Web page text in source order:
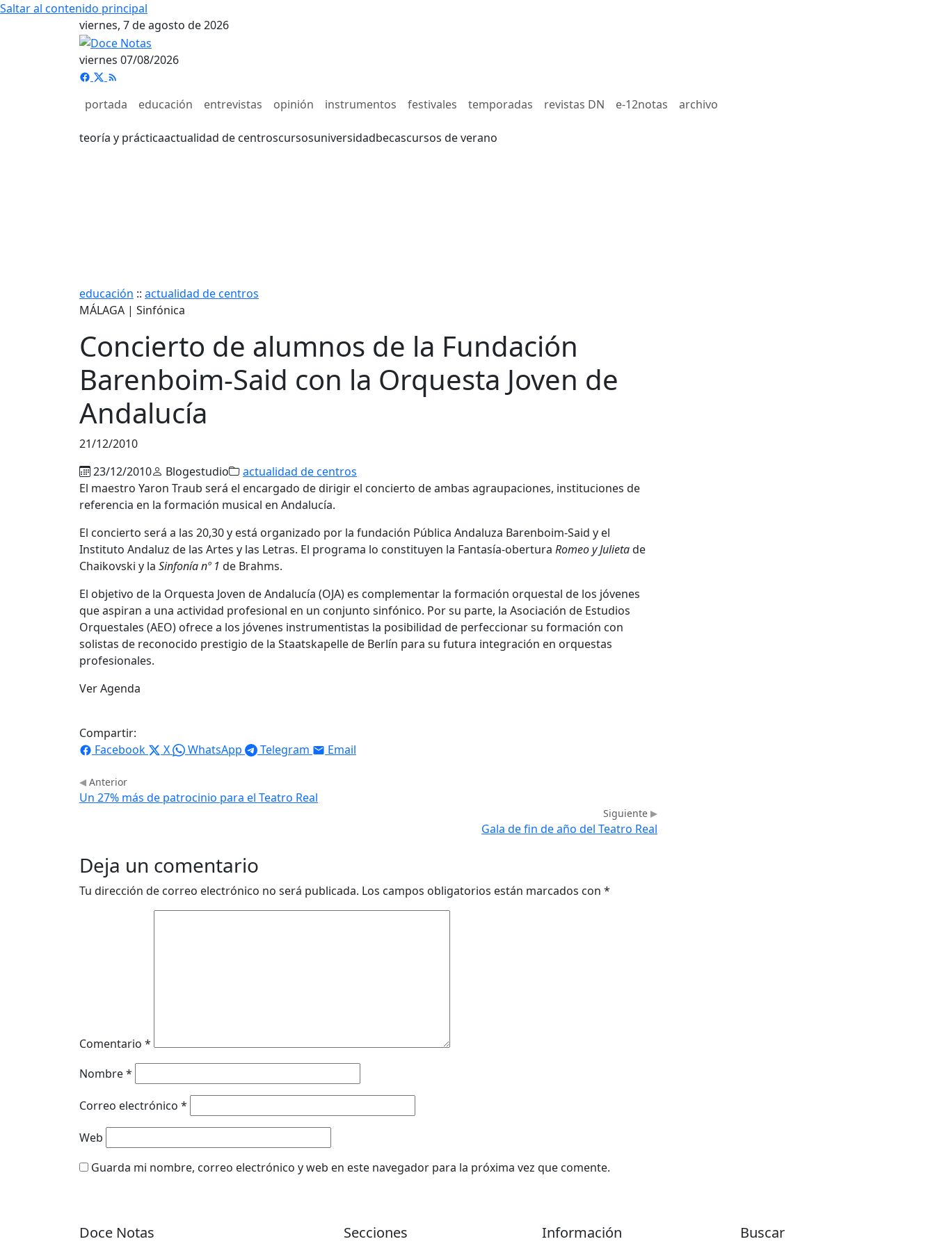
Saltar al contenido principal
viernes, 7 de agosto de 2026
viernes 07/08/2026
portada educación entrevistas opinión instrumentos festivales temporadas revistas DN e-12notas archivo
teoría y prácticaactualidad de centroscursosuniversidadbecascursos de verano
educación :: actualidad de centros
MÁLAGA | Sinfónica
Concierto de alumnos de la Fundación
Barenboim-Said con la Orquesta Joven de
Andalucía
21/12/2010
23/12/2010
Blogestudio
actualidad de centros
El maestro Yaron Traub será el encargado de dirigir el concierto de ambas agraupaciones, instituciones de
referencia en la formación musical en Andalucía.
El concierto será a las 20,30 y está organizado por la fundación Pública Andaluza Barenboim-Said y el
Instituto Andaluz de las Artes y las Letras. El programa lo constituyen la Fantasía-obertura Romeo y Julietade
Chaikovski y la Sinfonía nº 1 de Brahms.
El objetivo de la Orquesta Joven de Andalucía (OJA) es complementar la formación orquestal de los jóvenes
que aspiran a una actividad profesional en un conjunto sinfónico. Por su parte, la Asociación de Estudios
Orquestales (AEO) ofrece a los jóvenes instrumentistas la posibilidad de perfeccionar su formación con
solistas de reconocido prestigio de la Staatskapelle de Berlín para su futura integración en orquestas
profesionales.
Ver Agenda
Compartir:
Facebook
X WhatsApp Telegram Email
Anterior
Un 27% más de patrocinio para el Teatro Real
Siguiente
Gala de fin de año del Teatro Real
Deja un comentario
Tu dirección de correo electrónico no será publicada. Los campos obligatorios están marcados con *
Comentario *
Nombre*
Correo electrónico *
Web
Guarda mi nombre, correo electrónico y web en este navegador para la próxima vez que comente.
Doce Notas Secciones Información Buscar